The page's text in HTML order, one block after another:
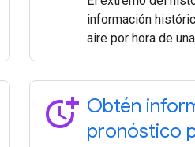
información
aire por hora de
more_time Obtén
pronóstico